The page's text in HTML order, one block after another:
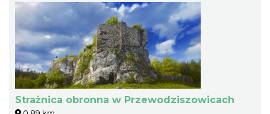
Strażnica obronna w Przewodziszowicach